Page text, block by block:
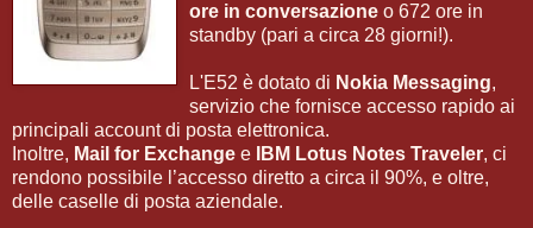
ore in conversazione o 672 ore in
standby (pari a circa 28 giorni!).
L'E52 è dotato di Nokia Messaging,
servizio che fornisce accesso rapido ai
principali account di posta elettronica.
Inoltre, Mail for Exchange e IBM Lotus Notes Traveler, ci
rendono possibile l’accesso diretto a circa il 90%, e oltre,
delle caselle di posta aziendale.